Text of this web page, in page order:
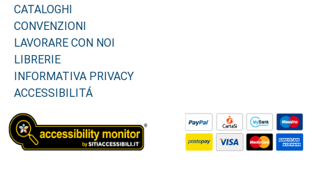
CATALOGHI
CONVENZIONI
LAVORARE CON NOI
LIBRERIE
INFORMATIVA PRIVACY
ACCESSIBILITÁ